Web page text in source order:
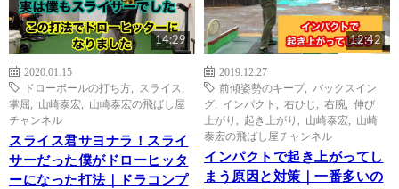
14:29
2020.01.15
ドローボールの打ち方
スライス
掌屈
山崎泰宏
山崎泰宏の飛ばし屋
チャンネル
スライス君サヨナラ！スライ
サーだった僕がドローヒッタ
ーになった打法｜ドラコンプ
12:42
2019.12.27
前傾姿勢のキープ, バックスイン
グ
インパクト 右ひじ 右腕
伸び
上がり
起き上がり 山崎泰宏
山崎
泰宏の飛ばし屋チャンネル
インパクトで起き上がってし
まう原因と対策｜一番多いの